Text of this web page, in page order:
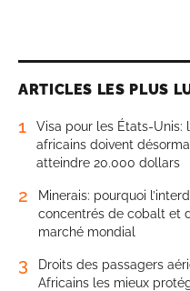
ARTICLES LES PLUS
1
Visa pour les États-Unis:
africains doivent
atteindre 20.000 dollars
2
Minerais: pourquoi
concentrés de cobalt et
marché mondial
3
Droits des passagers
Africains les mieux